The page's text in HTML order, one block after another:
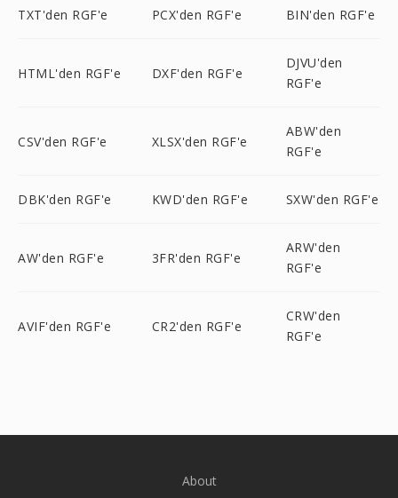
TXT'den RGF'e PCX'den RGF'e BIN'den RGF'e
HTML'den RGF'e DXF'den RGF'e
DJVU'den
RGF'e
CSV'den RGF'e XLSX'den RGF'e
ABW'den
RGF'e
DBK'den RGF'e KWD'den RGF'e SXW'den RGF'e
AW'den RGF'e 3FR'den RGF'e
ARW'den
RGF'e
AVIF'den RGF'e CR2'den RGF'e
CRW'den
RGF'e
About